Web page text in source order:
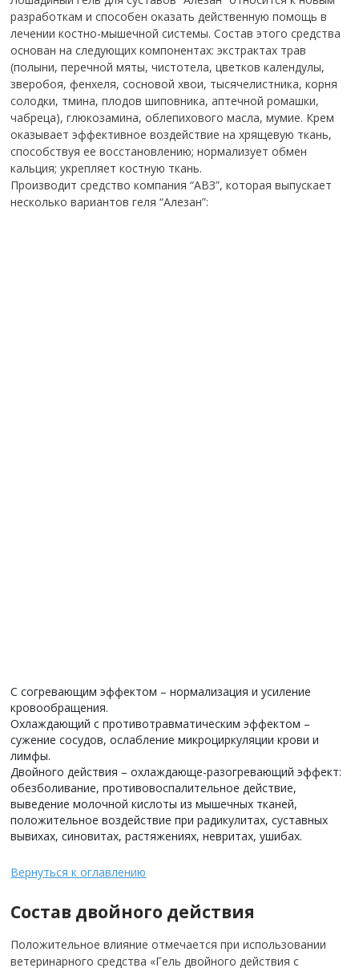
разработкам и способен оказать действенную помощь в
лечении костно-мышечной системы. Состав этого средства
основан на следующих компонентах: экстрактах трав
(полыни, перечной мяты, чистотела, цветков календулы,
зверобоя, фенхеля, сосновой хвои, тысячелистника, корня
солодки, тмина, плодов шиповника, аптечной ромашки,
чабреца), глюкозамина, облепихового масла, мумие. Крем
оказывает эффективное воздействие на хрящевую ткань,
способствуя ее восстановлению; нормализует обмен
кальция; укрепляет костную ткань.
Производит средство компания “АВЗ”, которая выпускает
несколько вариантов геля “Алезан”:
С согревающим эффектом – нормализация и усиление
кровообращения.
Охлаждающий с противотравматическим эффектом –
сужение сосудов, ослабление микроциркуляции крови и
лимфы.
Двойного действия – охлаждающе-разогревающий эффект:
обезболивание, противовоспалительное действие,
выведение молочной кислоты из мышечных тканей,
положительное воздействие при радикулитах, суставных
вывихах, синовитах, растяжениях, невритах, ушибах.
Вернуться к оглавлению
Состав двойного действия
Положительное влияние отмечается при использовании
ветеринарного средства «Гель двойного действия с